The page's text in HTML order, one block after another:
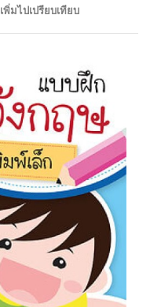
เพิ่มไปเปรียบเทียบ